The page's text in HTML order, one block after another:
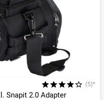
(5)*
Snapit 2.0 Adapter